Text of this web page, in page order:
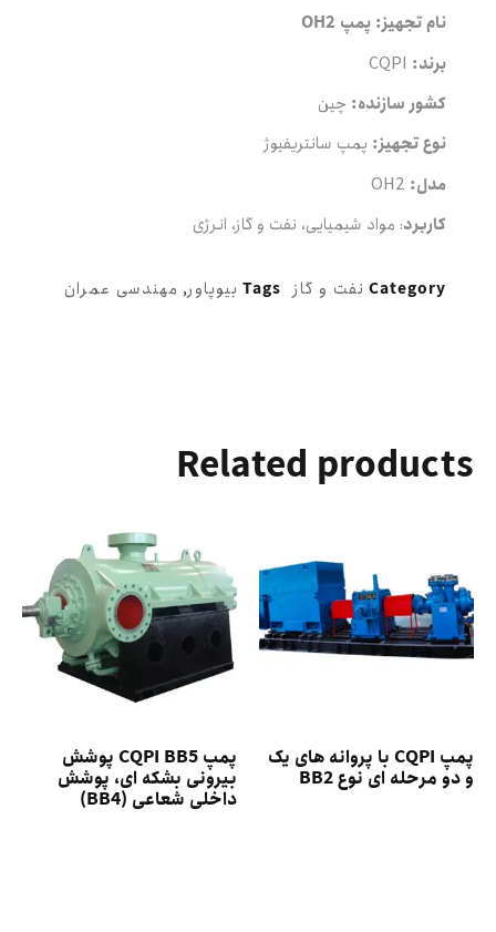
نام تجهیز: پمپ OH2
برند:
کشور سازنده: چین
نوع تجهیز: پمپ سانتریفیوژ
مدل: OH2
کاربرد: مواد شیمیایی، نفت و گاز، انرژی
Category نفت و گاز Tags بیوپاور, مهندسی عمران
Related products
پمپ CQPI با پروانه های یک
و دو مرحله ای نوع BB2
پمپ CQPI BB5 پوشش
بیرونی بشکه ای، پوشش
داخلی شعاعی (BB4)